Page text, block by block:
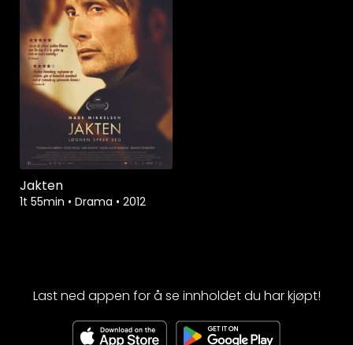
Jakten
1t 55min • Drama • 2012
Last ned appen for å se innholdet du har kjøpt!